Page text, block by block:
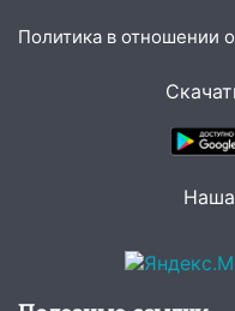
Ульяновской
В
помощь в
Соцсети:
в Новом городе
В
многоэтажке
Политика в отношении
Наша